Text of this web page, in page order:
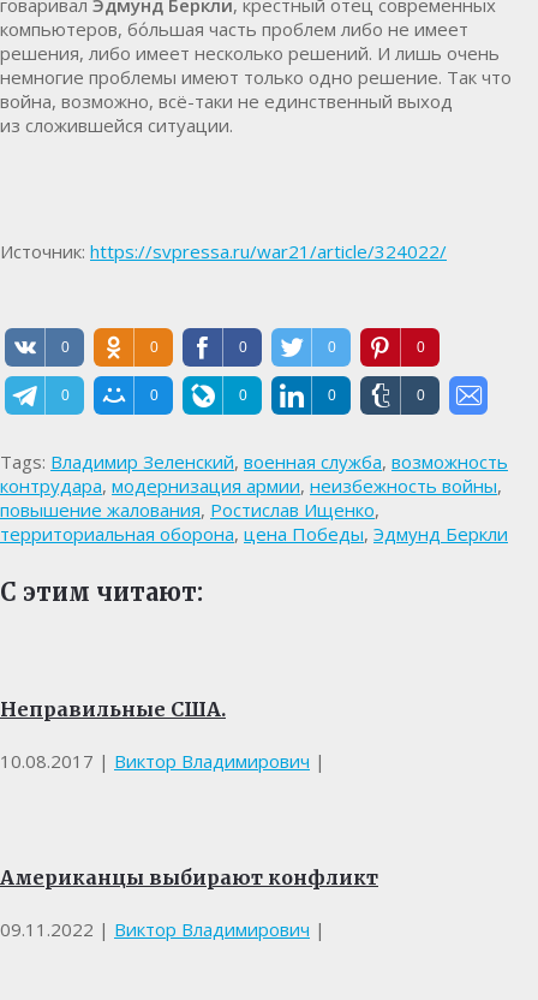
компьютеров, бо́льшая часть проблем либо не имеет
решения, либо имеет несколько решений. И лишь очень
немногие проблемы имеют только одно решение. Так что
война, возможно, всё-таки не единственный выход
из сложившейся ситуации.
Источник: https://svpressa.ru/war21/article/324022/
0 0 0 0 0
0 0 0 0 0
Tags: Владимир Зеленский, военная служба, возможность
контрудара, модернизация армии, неизбежность войны,
повышение жалования, Ростислав Ищенко,
территориальная оборона, цена Победы, Эдмунд Беркли
С этим читают:
Неправильные США.
10.08.2017 | Виктор Владимирович |
Американцы выбирают конфликт
09.11.2022 | Виктор Владимирович |